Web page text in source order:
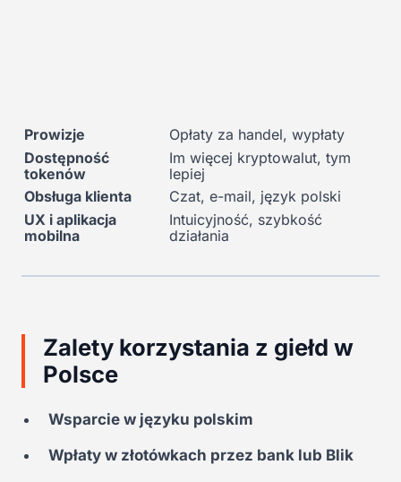
Prowizje
Opłaty za handel, wypłaty
Dostępność
tokenów
Im więcej kryptowalut, tym
lepiej
Obsługa klienta
Czat, e-mail, język polski
UX i aplikacja
mobilna
Intuicyjność, szybkość
działania
Zalety korzystania z giełd w
Polsce
Wsparcie w języku polskim
Wpłaty w złotówkach przez bank lub Blik